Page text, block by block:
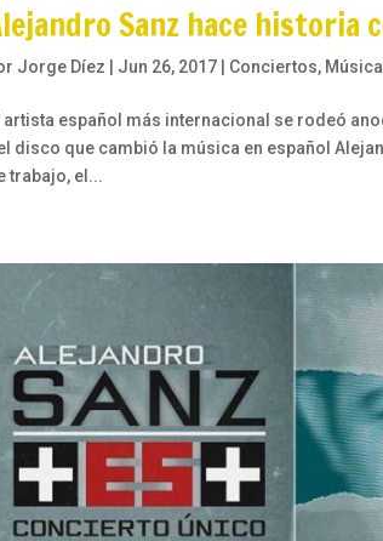
Sanz hace historia
Jorge Díez | Jun 26, 2017 | Conciertos, Música
artista español más internacional se rodeó
disco que cambió la música en español
trabajo, el...